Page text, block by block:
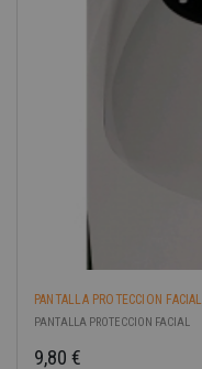
PANTALLA PROTECCION FACIAL
PANTALLA PROTECCION FACIAL
9,80 €